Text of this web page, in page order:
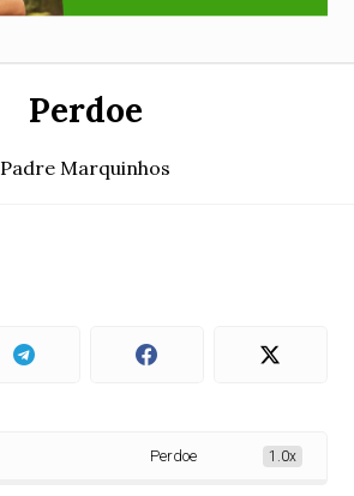
Perdoe
Padre Marquinhos
Perdoe 1.0x